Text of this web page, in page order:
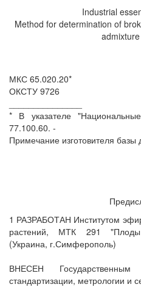
Industrial
Method for determination of
МКС 65.020.20*
ОКСТУ 9726
* В указателе
77.100.60. -
Примечание изготовителя базы
1 РАЗРАБОТАН Институтом
растений, МТК 291 "Плоды
(Украина, г.Симферополь)
ВНЕСЕН
стандартизации, метрологии и